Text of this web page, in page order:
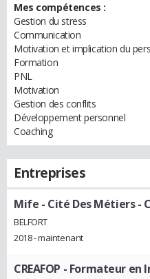
Mes compétences :
Gestion du stress
Communication
Motivation et implication du
Formation
PNL
Motivation
Gestion des conflits
Développement personnel
Coaching
Entreprises
Mife - Cité Des Métiers-
BELFORT
2018 - maintenant
CREAFOP - Formateur en